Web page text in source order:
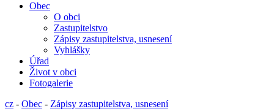
Obec
O obci
Zastupitelstvo
Zápisy zastupitelstva, usnesení
Vyhlášky
Úřad
Život v obci
Fotogalerie
cz - Obec - Zápisy zastupitelstva, usnesení